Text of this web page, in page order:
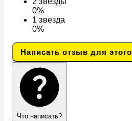
0%
1звезда
0%
Написать отзыв для
Что написать?